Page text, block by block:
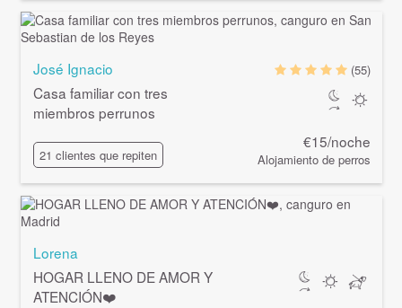
José Ignacio
Casa familiar con tres
miembros perrunos
21 clientes que repiten
(55)
€15/noche
Alojamiento de perros
Lorena
HOGAR LLENO DE AMOR Y
ATENCIÓN❤️